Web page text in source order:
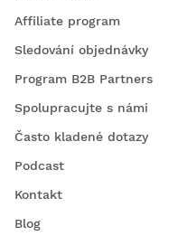
Affiliate program
Sledování objednávky
Program B2B Partners
Spolupracujte s námi
Často kladené dotazy
Podcast
Kontakt
Blog